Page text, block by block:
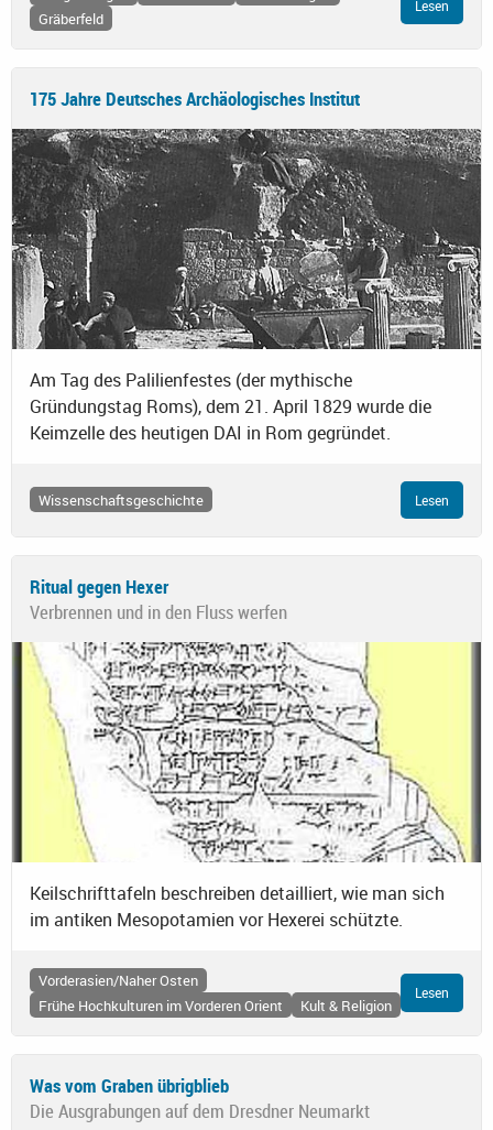
Gräberfeld
Lesen
175 Jahre Deutsches Archäologisches Institut
Am Tag des Palilienfestes (der mythische
Gründungstag Roms), dem 21. April 1829 wurde die
Keimzelle des heutigen DAI in Rom gegründet.
Wissenschaftsgeschichte Lesen
Ritual gegen Hexer
Verbrennen und in den Fluss werfen
Keilschrifttafeln beschreiben detailliert, wie man sich
im antiken Mesopotamien vor Hexerei schützte.
Vorderasien/Naher Osten
Frühe Hochkulturen im Vorderen Orient
Kult & Religion
Lesen
Was vom Graben übrigblieb
Die Ausgrabungen auf dem Dresdner Neumarkt